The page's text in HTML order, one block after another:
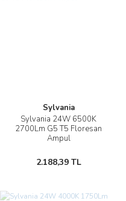
Sylvania
Sylvania 24W 6500K
2700Lm G5 T5 Floresan
Ampul
2.188,39 TL